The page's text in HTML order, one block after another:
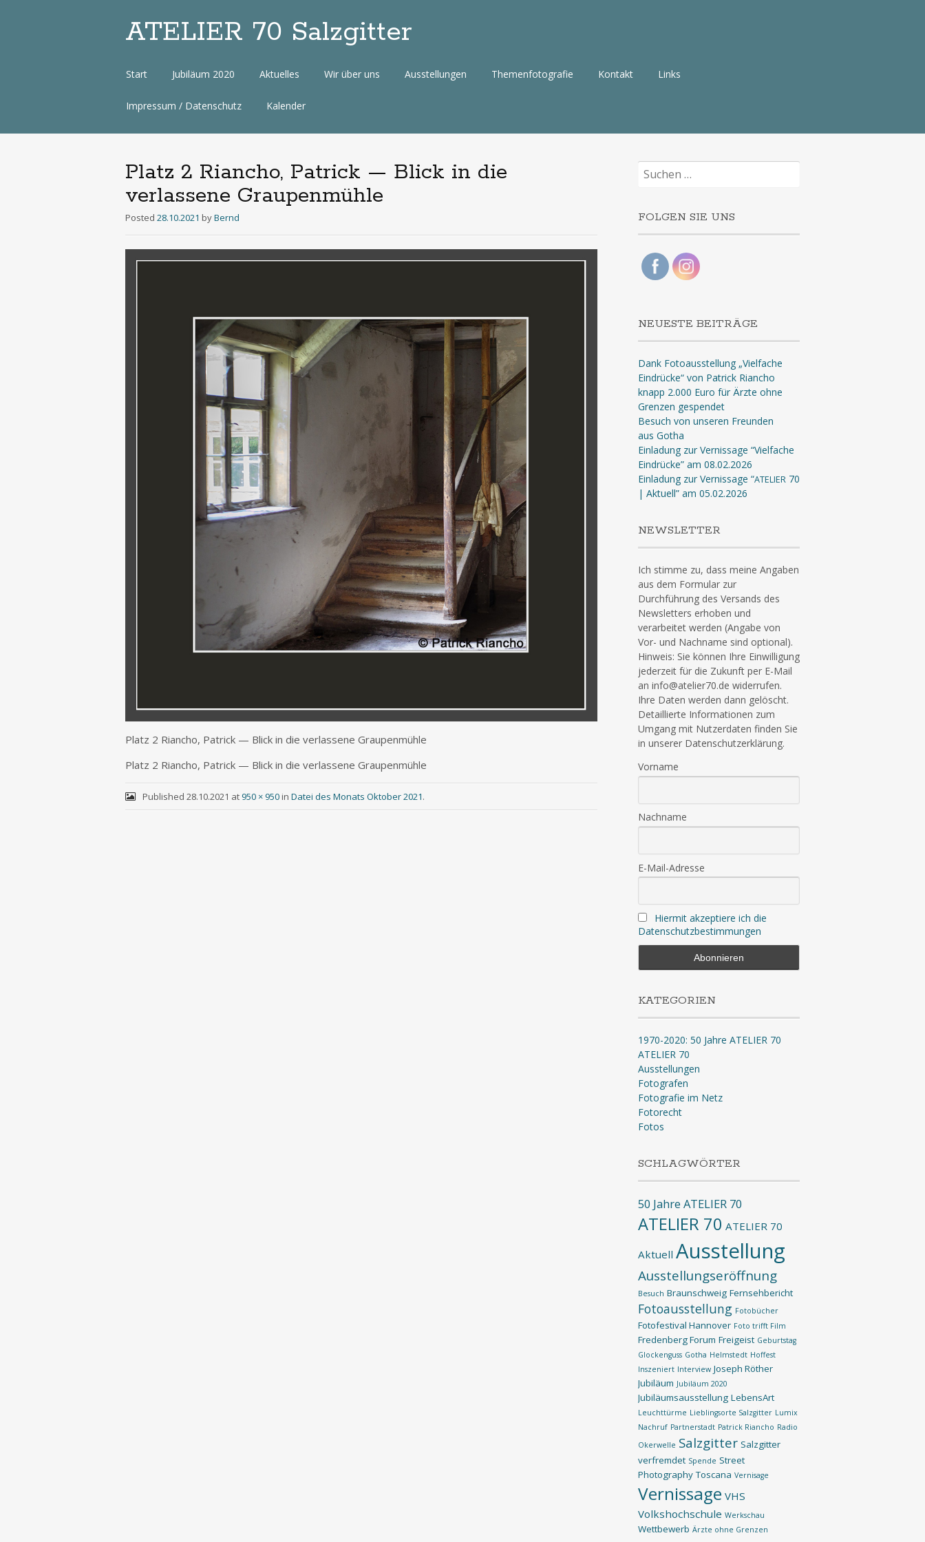
ATELIER 70 Salzgitter
Zum
Start Jubiläum 2020 Aktuelles Wir über uns Ausstellungen Themenfotografie Kontakt Links
Impressum / Datenschutz Kalender
Platz 2 Riancho, Patrick — Blick in die
verlassene Graupenmühle
Posted 28.10.2021 byBernd
Platz 2 Riancho, Patrick — Blick in die ver­las­se­ne Graupenmühle
Platz 2 Riancho, Patrick — Blick in die ver­las­se­ne Graupenmühle
Published 28.10.2021 at950 × 950in Datei des Monats Oktober 2021.
Suchen
nach:
FOLGEN SIE UNS
NEUESTE BEITRÄGE
Dank Fotoausstellung „Vielfache
Eindrücke“ von Patrick Riancho
knapp 2.000 Euro für Ärzte ohne
Grenzen gespendet
Besuch von unseren Freunden
aus Gotha
Einladung zur Vernissage “Vielfache
Eindrücke” am 08.02.2026
Einladung zur Vernissage “ATELIER70
| Aktuell” am 05.02.2026
NEWSLETTER
Ich stimme zu, dass meine Angaben
aus dem Formular zur
Durchführung des Versands des
Newsletters erhoben und
verarbeitet werden (Angabe von
Vor- und Nachname sind optional).
Hinweis: Sie können Ihre Einwilligung
jederzeit für die Zukunft per E-Mail
an info@atelier70.de widerrufen.
Ihre Daten werden dann gelöscht.
Detaillierte Informationen zum
Umgang mit Nutzerdaten finden Sie
in unserer Datenschutzerklärung.
Vorname
Nachname
E-Mail-Adresse
Hiermit akzeptiere ich die
Datenschutzbestimmungen
KATEGORIEN
1970-2020: 50 Jahre ATELIER 70
ATELIER 70
Ausstellungen
Fotografen
Fotografie im Netz
Fotorecht
Fotos
SCHLAGWÖRTER
50 Jahre ATELIER 70
ATELIER 70 ATELIER 70
Aktuell Ausstellung
Ausstellungseröffnung
Besuch Braunschweig Fernsehbericht
Fotoausstellung Fotobücher
Fotofestival Hannover Foto trifft Film
Fredenberg Forum Freigeist Geburtstag
Glockenguss Gotha Helmstedt Hoffest
Inszeniert Interview Joseph Röther
Jubiläum Jubiläum 2020
Jubiläumsausstellung LebensArt
Leuchttürme Lieblingsorte Salzgitter Lumix
Nachruf Partnerstadt Patrick Riancho Radio
Okerwelle Salzgitter Salzgitter
verfremdet Spende Street
Photography Toscana Vernisage
Vernissage VHS
Volkshochschule Werkschau
Wettbewerb Ärzte ohne Grenzen